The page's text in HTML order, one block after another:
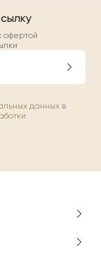
офертой
данных в